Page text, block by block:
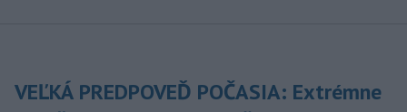
VEĽKÁ PREDPOVEĎ POČASIA: Extrémne